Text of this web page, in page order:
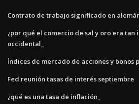
Contrato de trabajo significado en
¿por qué el comercio de sal y oro era
occidental_
Índices de mercado de acciones y bonos
Fed reunión tasas de interés septiembre
¿qué es una tasa de inflación_